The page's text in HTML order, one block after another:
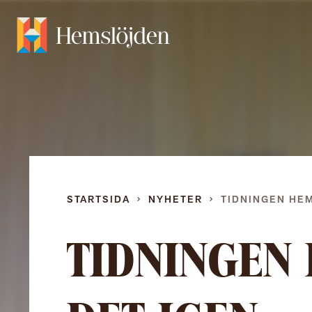
STARTSIDA NYHETER TIDNINGEN
TIDNINGEN